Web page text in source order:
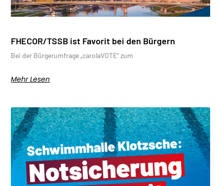
FHECOR/TSSB ist Favorit bei den Bürgern
Bei der Bürgerumfrage „carolaVOTE“ zum
Mehr Lesen